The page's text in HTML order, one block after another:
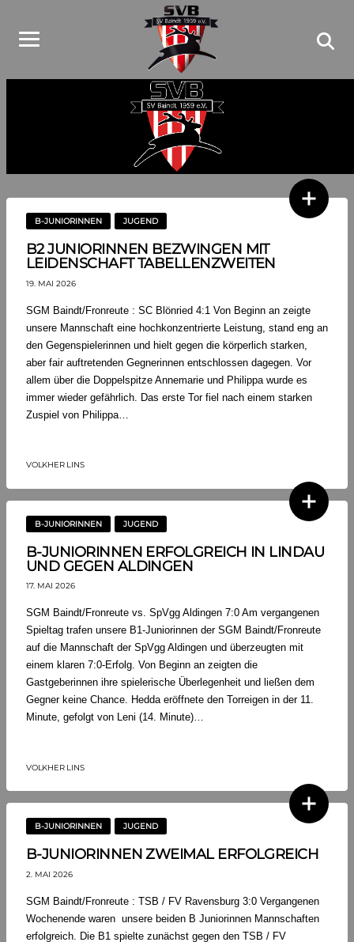
B-JUNIORINNEN JUGEND
B2 JUNIORINNEN BEZWINGEN MIT
LEIDENSCHAFT TABELLENZWEITEN
19. MAI 2026
SGM Baindt/Fronreute : SC Blönried 4:1 Von Beginn an zeigte
unsere Mannschaft eine hochkonzentrierte Leistung, stand eng an
den Gegenspielerinnen und hielt gegen die körperlich starken,
aber fair auftretenden Gegnerinnen entschlossen dagegen. Vor
allem über die Doppelspitze Annemarie und Philippa wurde es
immer wieder gefährlich. Das erste Tor fiel nach einem starken
Zuspiel von Philippa…
VOLKHER LINS
B-JUNIORINNEN JUGEND
B-JUNIORINNEN ERFOLGREICH IN LINDAU
UND GEGEN ALDINGEN
17. MAI 2026
SGM Baindt/Fronreute vs. SpVgg Aldingen 7:0 Am vergangenen
Spieltag trafen unsere B1-Juniorinnen der SGM Baindt/Fronreute
auf die Mannschaft der SpVgg Aldingen und überzeugten mit
einem klaren 7:0-Erfolg. Von Beginn an zeigten die
Gastgeberinnen ihre spielerische Überlegenheit und ließen dem
Gegner keine Chance. Hedda eröffnete den Torreigen in der 11.
Minute, gefolgt von Leni (14. Minute)…
VOLKHER LINS
B-JUNIORINNEN JUGEND
B-JUNIORINNEN ZWEIMAL ERFOLGREICH
2. MAI 2026
SGM Baindt/Fronreute : TSB / FV Ravensburg 3:0 Vergangenen
Wochenende waren unsere beiden B Juniorinnen Mannschaften
erfolgreich. Die B1 spielte zunächst gegen den TSB / FV